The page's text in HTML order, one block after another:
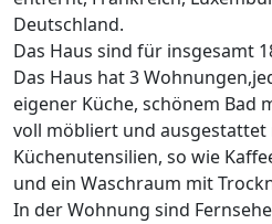
Deutschland.
Das Haus sind für insgesamt
Das Haus hat 3
eigener Küche, schönem Bad
voll möbliert und ausgestattet
Küchenutensilien, so wie
und ein Waschraum mit
In der Wohnung sind